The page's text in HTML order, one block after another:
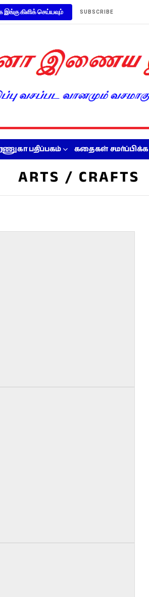
இங்கு கிளிக் செய்யவும் SUBSCRIBE
பதிப்பகம் கதைகள் சமர்ப்பிக்க
ARTS / CRAFTS